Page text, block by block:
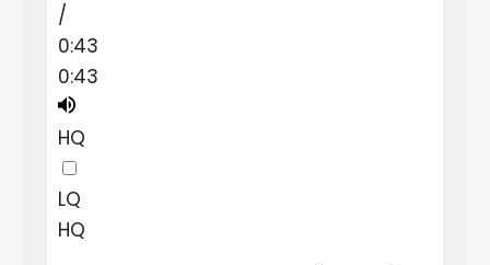
/
0:43
0:43
HQ
LQ
HQ